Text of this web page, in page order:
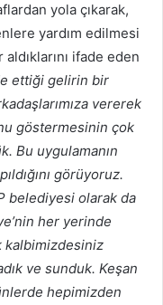
yola çıkarak,
yardım edilmesi
ifade eden
ettiği gelirin bir
vererek
göstermesinin çok
Bu uygulamanın
görüyoruz.
belediyesi olarak da
her yerinde
kalbimizdesiniz
ve sunduk. Keşan
hepimizden